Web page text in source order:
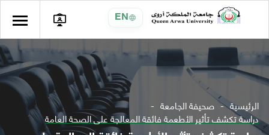
EN
الرئيسية صحيفة الجامعة
دراسة تكشف تأثير الأطعمة فائقة المعالجة على الصحة العامة